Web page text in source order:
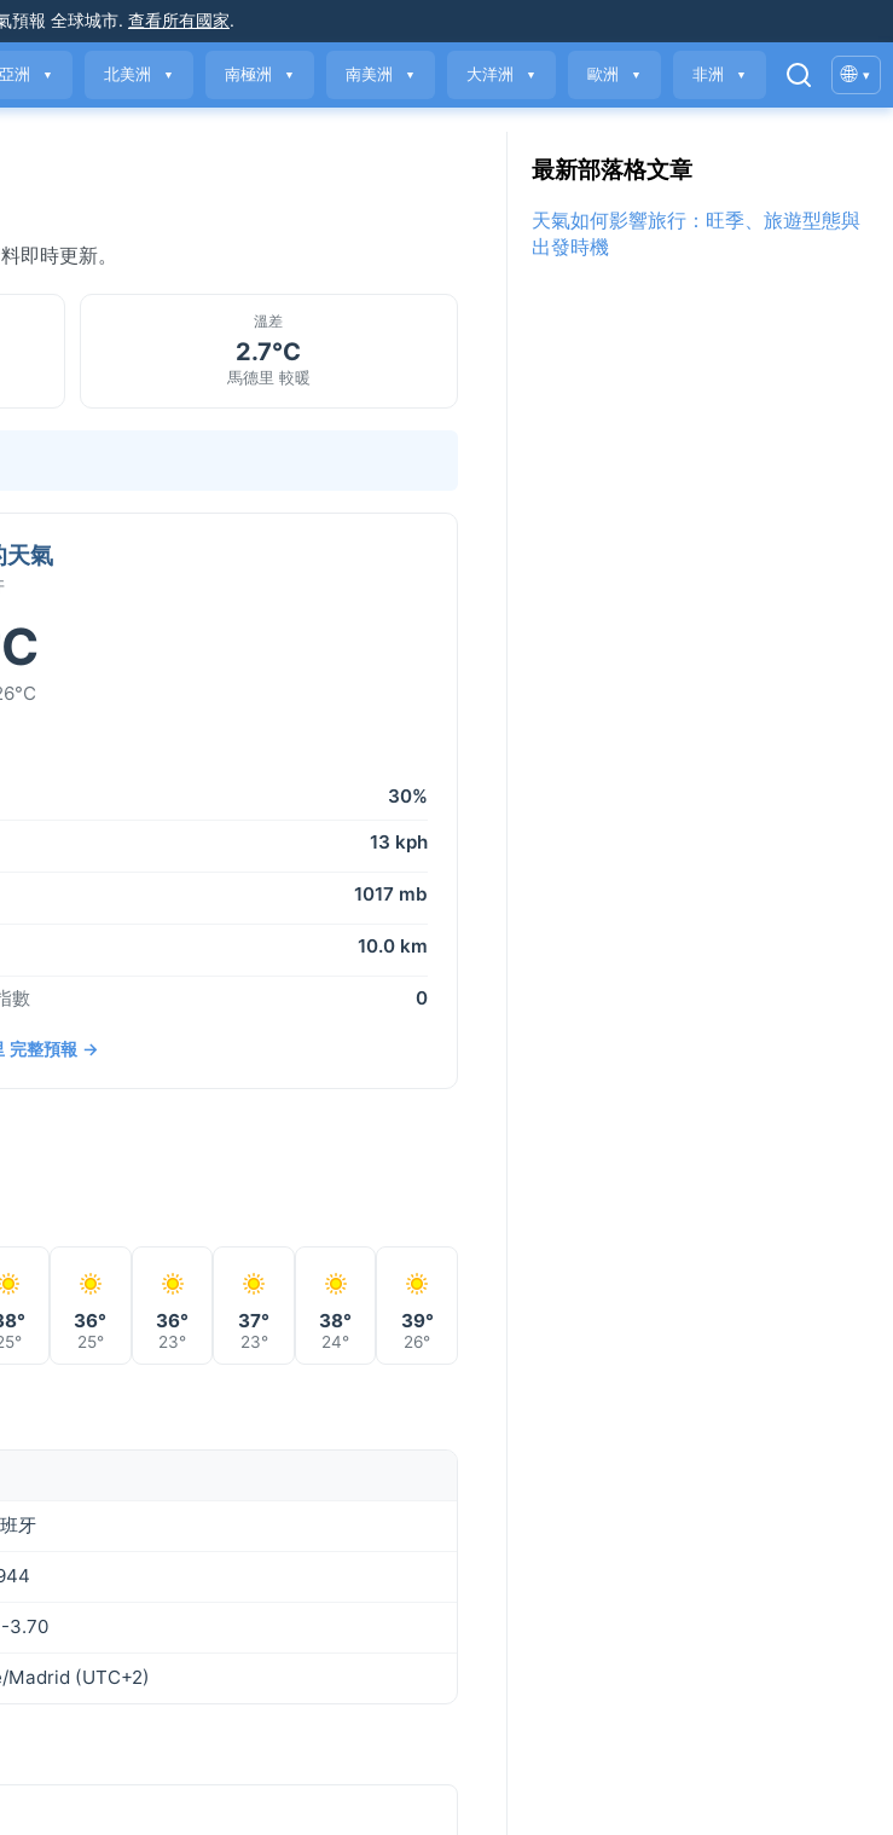
預報 全球城市. 查看所有國家.
亞洲 ▼ 北美洲 ▼ 南極洲 ▼ 南美洲 ▼ 大洋洲 ▼ 歐洲 ▼ 非洲 ▼ 🌐 ▾
即時更新。
溫差
2.7°C
馬德里 較暖
天氣
30%
13 kph
1017 mb
10.0 km
數 0
完整預報 →
36°
25°
36°
23°
37°
23°
38°
24°
39°
26°
牙
3.70
Madrid (UTC+2)
最新部落格文章
天氣如何影響旅行：旺季、旅遊型態與
出發時機